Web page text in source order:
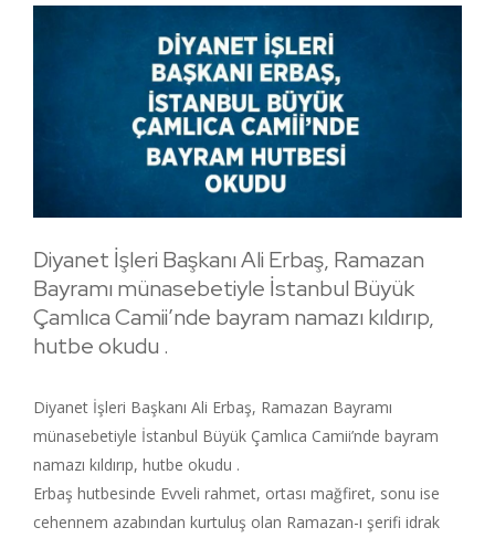
Diyanet İşleri Başkanı Ali Erbaş, Ramazan
Bayramı münasebetiyle İstanbul Büyük
Çamlıca Camii’nde bayram namazı kıldırıp,
hutbe okudu .
Diyanet İşleri Başkanı Ali Erbaş, Ramazan Bayramı
münasebetiyle İstanbul Büyük Çamlıca Camii’nde bayram
namazı kıldırıp, hutbe okudu .
Erbaş hutbesinde Evveli rahmet, ortası mağfiret, sonu ise
cehennem azabından kurtuluş olan Ramazan-ı şerifi idrak